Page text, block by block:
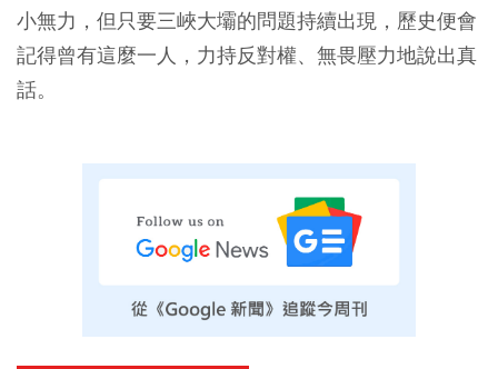
小無力，但只要三峽大壩的問題持續出現，歷史便會
記得曾有這麼一人，力持反對權、無畏壓力地說出真
話。